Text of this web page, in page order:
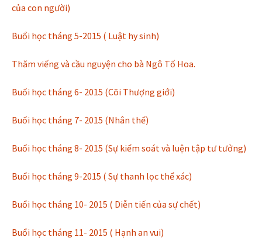
của con người)
Buổi học tháng 5-2015 ( Luật hy sinh)
Thăm viếng và cầu nguyện cho bà Ngô Tố Hoa.
Buổi học tháng 6- 2015 (Cõi Thượng giới)
Buổi học tháng 7- 2015 (Nhân thể)
Buổi học tháng 8- 2015 (Sự kiểm soát và luện tập tư tưởng)
Buổi học tháng 9-2015 ( Sự thanh lọc thể xác)
Buổi học tháng 10- 2015 ( Diễn tiến của sự chết)
Buổi học tháng 11- 2015 ( Hạnh an vui)